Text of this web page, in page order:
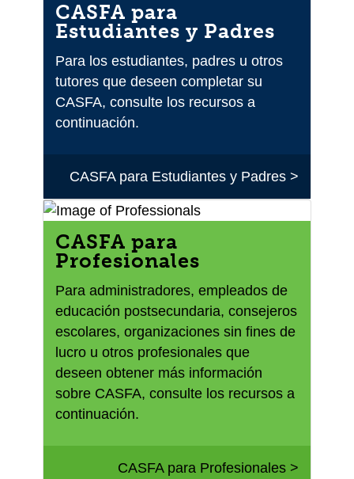
CASFA para
Estudiantes y Padres
Para los estudiantes, padres u otros
tutores que deseen completar su
CASFA, consulte los recursos a
continuación.
CASFA para Estudiantes y Padres >
CASFA para
Profesionales
Para administradores, empleados de
educación postsecundaria, consejeros
escolares, organizaciones sin fines de
lucro u otros profesionales que
deseen obtener más información
sobre CASFA, consulte los recursos a
continuación.
CASFA para Profesionales >